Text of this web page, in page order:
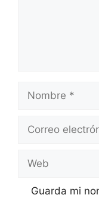
Nombre
Correo
Web
Guarda mi